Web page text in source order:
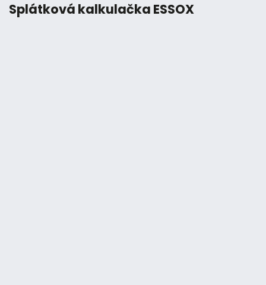
Splátková kalkulačka ESSOX